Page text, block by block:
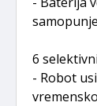
6
- Robot